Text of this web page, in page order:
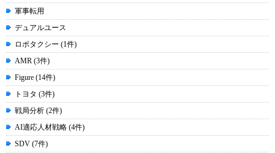
軍事転用
デュアルユース
ロボタクシー (1件)
AMR (3件)
Figure (14件)
トヨタ (3件)
戦局分析 (2件)
AI適応人材戦略 (4件)
SDV (7件)